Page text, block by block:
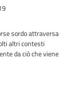
sordo attraversa
altri contesti
da ciò che viene